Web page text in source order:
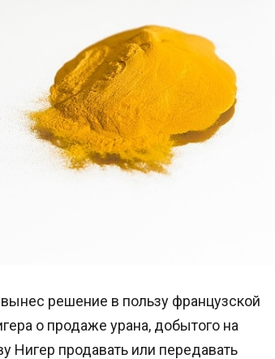
решение в пользу французской
о продаже урана, добытого на
Нигер продавать или передавать